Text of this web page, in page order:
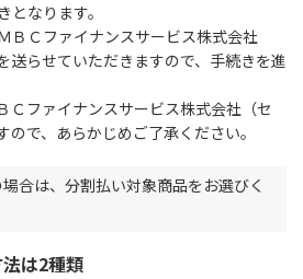
なります。
ＢＣファイナンスサービス株式会社
送らせていただきますので、手続きを進
Ｃファイナンスサービス株式会社（セ
で、あらかじめご了承ください。
合は、分割払い対象商品をお選びく
は2種類